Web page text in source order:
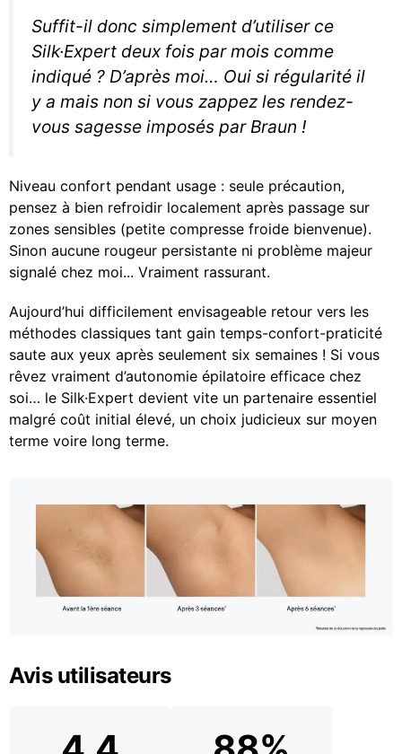
Suffit-il donc simplement d’utiliser ce
Silk·Expert deux fois par mois comme
indiqué ? D’après moi… Oui si régularité il
y a mais non si vous zappez les rendez-
vous sagesse imposés par Braun !
Niveau confort pendant usage : seule précaution,
pensez à bien refroidir localement après passage sur
zones sensibles (petite compresse froide bienvenue).
Sinon aucune rougeur persistante ni problème majeur
signalé chez moi... Vraiment rassurant.
Aujourd’hui difficilement envisageable retour vers les
méthodes classiques tant gain temps-confort-praticité
saute aux yeux après seulement six semaines ! Si vous
rêvez vraiment d’autonomie épilatoire efficace chez
soi… le Silk·Expert devient vite un partenaire essentiel
malgré coût initial élevé, un choix judicieux sur moyen
terme voire long terme.
Avis utilisateurs